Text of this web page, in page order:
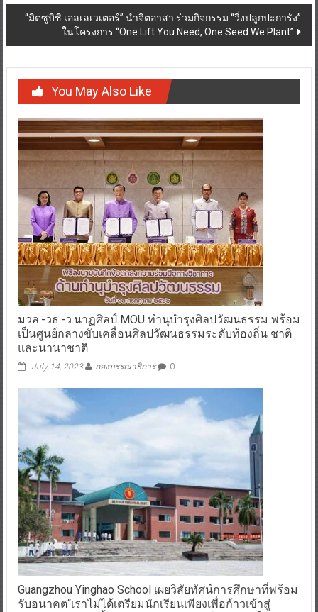
“มิตซูบิชิ เอลเลเวเตอร์” นำจิตอาสา ร่วมกิจกรรม “วิ่งปลูกปะการัง”
ในโครงการ “One Lift You Need, One Seed We Plant”
You May Also Like
มวล.-วธ.-ว.นาฏศิลป์ MOU ทำนุบำรุงศิลปวัฒนธรรม พร้อม
เป็นศูนย์กลางขับเคลื่อนศิลปวัฒนธรรมระดับท้องถิ่น ชาติ
และนานาชาติ
July 14, 2023 กองบรรณาธิการ 0
Guangzhou Yinghao School เผยวิสัยทัศน์การศึกษาที่พร้อม
รับอนาคต“เราไม่ได้เตรียมนักเรียนเพียงเพื่อก้าวเข้าสู่